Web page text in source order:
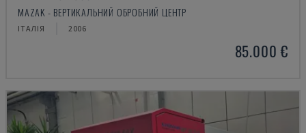
MAZAK - ВЕРТИКАЛЬНИЙ ОБРОБНИЙ ЦЕНТР
ІТАЛІЯ 2006
85.000 €